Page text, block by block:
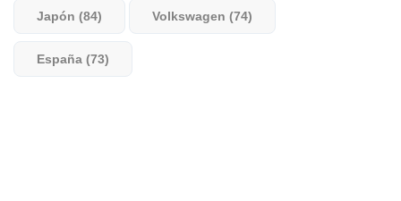
Japón (84) Volkswagen (74)
España (73)